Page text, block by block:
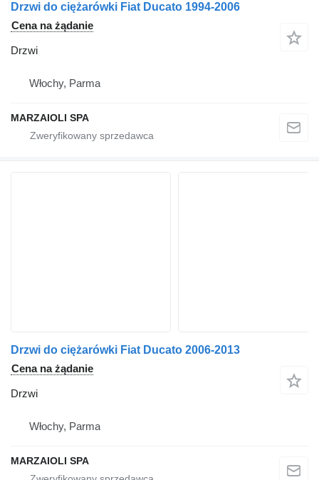
Drzwi do ciężarówki Fiat Ducato 1994-2006
Cena na żądanie
Drzwi
Włochy, Parma
MARZAIOLI SPA
Drzwi do ciężarówki Fiat Ducato 2006-2013
Cena na żądanie
Drzwi
Włochy, Parma
MARZAIOLI SPA